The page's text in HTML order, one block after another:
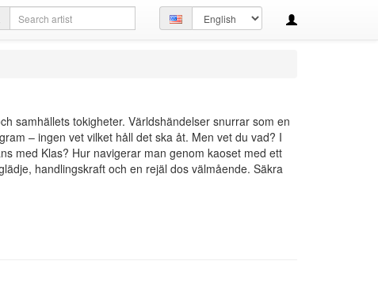
Set
language
Search
query
samhällets tokigheter. Världshändelser snurrar som en
– ingen vet vilket håll det ska åt. Men vet du vad? I
med Klas? Hur navigerar man genom kaoset med ett
handlingskraft och en rejäl dos välmående. Säkra